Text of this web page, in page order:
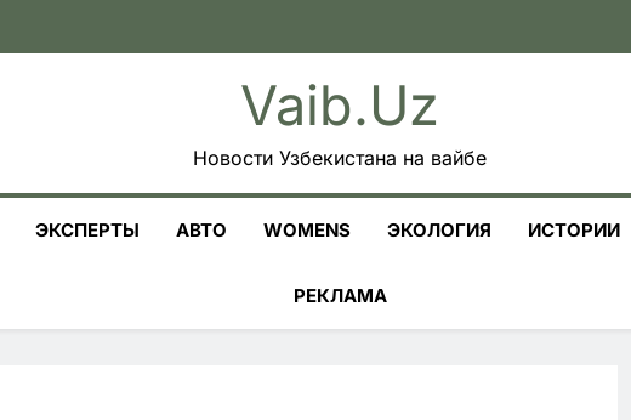
Vaib.uz
Новости Узбекистана на вайбе
ЭКСПЕРТЫ АВТО WOMENS ЭКОЛОГИЯ ИСТОРИИ
РЕКЛАМА